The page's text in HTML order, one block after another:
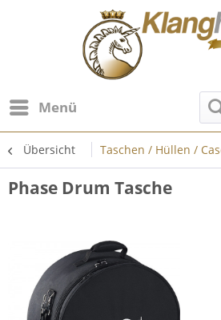
Menü
Übersicht Taschen / Hüllen /
Phase Drum Tasche